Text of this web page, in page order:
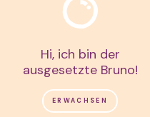
Hi, ich bin der
ausgesetzte Bruno!
ERWACHSEN